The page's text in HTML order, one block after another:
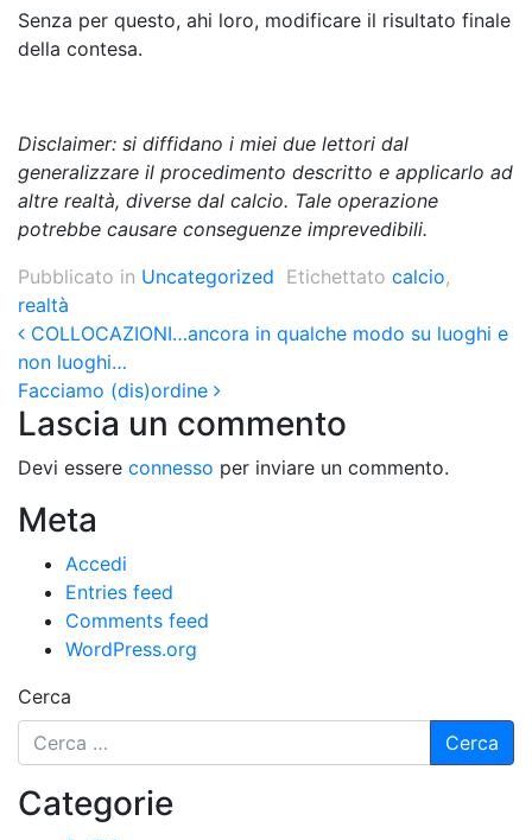
Senza per questo, ahi loro, modificare il risultato finale
della contesa.
Disclaimer: si diffidano i miei due lettori dal
generalizzare il procedimento descritto e applicarlo ad
altre realtà, diverse dal calcio. Tale operazione
potrebbe causare conseguenze imprevedibili.
Pubblicato in Uncategorized Etichettato calcio,
realtà
Post navigation
COLLOCAZIONI…ancora in qualche modo su luoghi e
non luoghi…
Facciamo (dis)ordine
Lascia un commento
Devi essere connesso per inviare un commento.
Meta
Accedi
Entries feed
Comments feed
WordPress.org
Cerca
Categorie